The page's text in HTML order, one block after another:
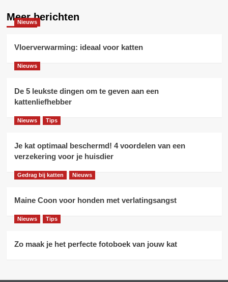
Meer berichten
Nieuws
Vloerverwarming: ideaal voor katten
Nieuws
De 5 leukste dingen om te geven aan een
kattenliefhebber
Nieuws Tips
Je kat optimaal beschermd! 4 voordelen van een
verzekering voor je huisdier
Gedrag bij katten Nieuws
Maine Coon voor honden met verlatingsangst
Nieuws Tips
Zo maak je het perfecte fotoboek van jouw kat